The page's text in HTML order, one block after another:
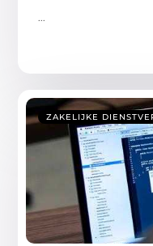
...
ZAKELIJKE